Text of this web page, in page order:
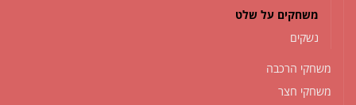
משחקים על שלט
נשקים
משחקי הרכבה
משחקי חצר